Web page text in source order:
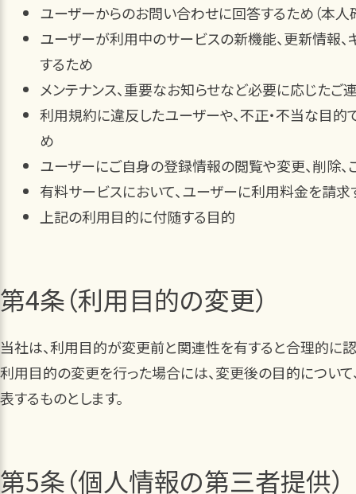
ユーザーからのお問い合わせに回答するため（本人
ユーザーが利用中のサービスの新機能、更新情報
するため
メンテナンス、重要なお知らせなど必要に応じたご
利用規約に違反したユーザーや、不正・不当な目的
め
ユーザーにご自身の登録情報の閲覧や変更、削除
有料サービスにおいて、ユーザーに利用料金を請求
上記の利用目的に付随する目的
第4条（利用目的の変更）
当社は、利用目的が変更前と関連性を有すると合理的に
利用目的の変更を行った場合には、変更後の目的について
表するものとします。
第5条（個人情報の第三者提供）